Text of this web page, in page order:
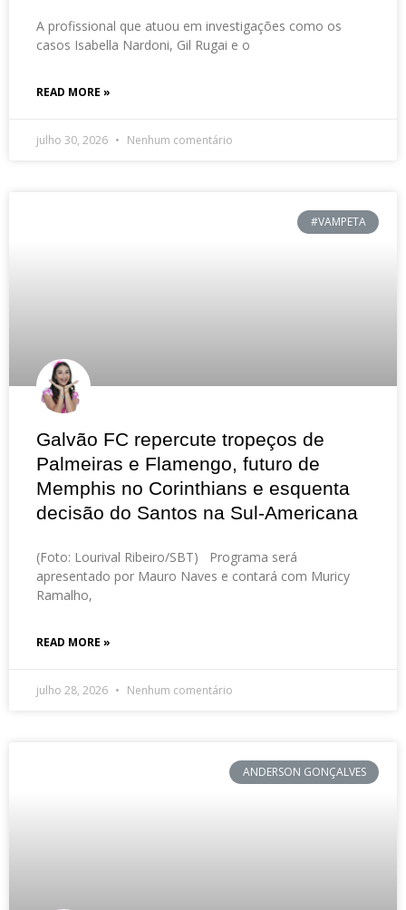
A profissional que atuou em investigações como os
casos Isabella Nardoni, Gil Rugai e o
READ MORE »
julho 30, 2026 Nenhum comentário
#VAMPETA
Galvão FC repercute tropeços de
Palmeiras e Flamengo, futuro de
Memphis no Corinthians e esquenta
decisão do Santos na Sul-Americana
(Foto: Lourival Ribeiro/SBT) Programa será
apresentado por Mauro Naves e contará com Muricy
Ramalho,
READ MORE »
julho 28, 2026 Nenhum comentário
ANDERSON GONÇALVES